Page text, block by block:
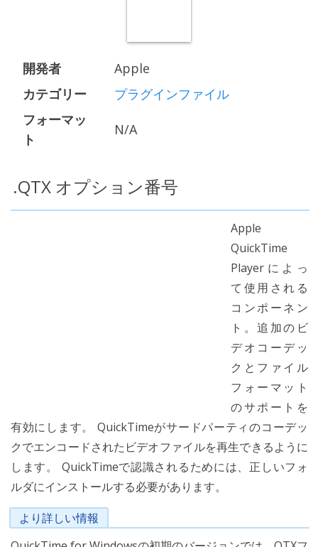
開発者
Apple
カテゴリー
プラグインファイル
フォーマッ
ト
N/A
.QTX オプション番号
Apple
QuickTime
Playerによっ
て使用される
コンポーネン
ト。追加のビ
デオコーデッ
クとファイル
フォーマット
のサポートを
有効にします。 QuickTimeがサードパーティのコーデッ
クでエンコードされたビデオファイルを再生できるように
します。 QuickTimeで認識されるためには、正しいフォ
ルダにインストールする必要があります。
より詳しい情報